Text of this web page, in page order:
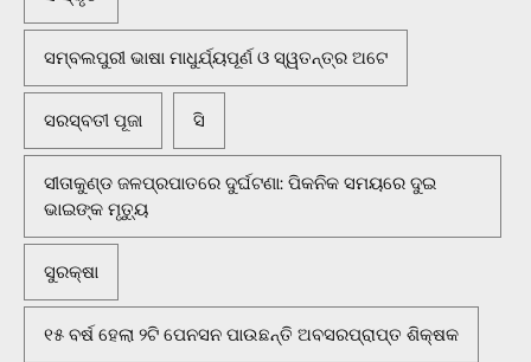
ସମ୍ବଲପୁରୀ ଭାଷା ମାଧୁର୍ଯ୍ୟପୂର୍ଣ ଓ ସ୍ୱତନ୍ତ୍ର ଅଟେ
ସରସ୍ବତୀ ପୂଜା ସି
ସୀତାକୁଣ୍ଡ ଜଳପ୍ରପାତରେ ଦୁର୍ଘଟଣା: ପିକନିକ ସମୟରେ ଦୁଇ
ଭାଇଙ୍କ ମୃତ୍ୟୁ
ସୁରକ୍ଷା
୧୫ ବର୍ଷ ହେଲା ୨ଟି ପେନସନ ପାଉଛନ୍ତି ଅବସରପ୍ରାପ୍ତ ଶିକ୍ଷକ